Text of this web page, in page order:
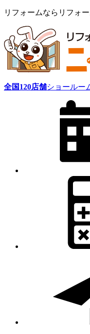
リフォームならリフォ
全国120店舗ショールー